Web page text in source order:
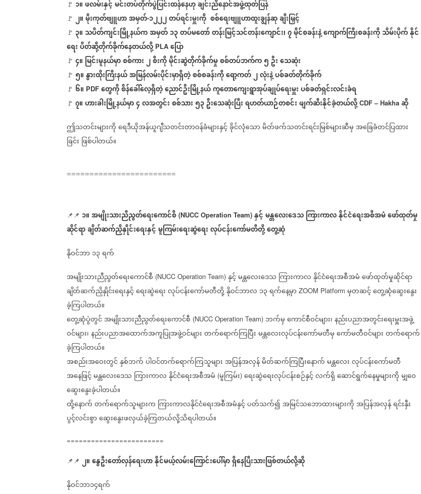
🚩 ၁။ဖလမ်းနှင့်မင်းတပ်တိုက်ပွဲပြင်းထန်နေဟုချင်းညီနောင်အဖွဲ့ထုတ်ပြန်
🚩 ၂။မိုးကုတ်ဗျူဟာအမှတ်-၁၂၂၂တပ်ရင်းမှူးကို စစ်ရေးဗျူဟာထူးချွန်ဆုချီးမြှင့်
🚩 ၃။သပိတ်ကျင်းမြို့နယ်ကအမှတ်၁၃တပ်မတော်တန်းမြင့်သင်တန်းကျောင်း၊၇မိုင်စခန်းနဲ့ကျောက်ကြီးစခန်းကိုသိမ်းပိုက်နိုင်
ရေးပိတ်ဆို့တိုက်ခိုက်နေတယ်လို့ PLA ပြော
🚩 ၄။ မြင်းမူနယ်မှာစစ်ကား၂စီးကိုမိုင်းဆွဲတိုက်ခိုက်မှုစစ်တပ်ဘက်က၅ ဦးသေဆုံး
🚩 ၅။နွားထိုးကြီးနယ်အမြန်လမ်းပိုင်းမှာရှိတဲ့စစ်စခန်းကိုရော့ကတ်၂လုံးနဲ့ပစ်ခတ်တိုက်ခိုက်
🚩 ၆။ ⁨PDF တွေကိုစိန်ခေါ်လေ့ရှိတဲ့ညောင်ဦးမြို့နယ်ကူတောကျေးရွာအုပ်ချုပ်ရေးမှူးပစ်ခတ်ရှင်းလင်းခံရ
🚩 ၇။ဟားခါးမြို့နယ်မှာ၄လအတွင်းစစ်သား ၅၃ဦးသေဆုံးပြီးရဟတ်ယာဉ်တစင်းဖျက်ဆီးနိုင်ခဲ့တယ်လို့ CDF – Hakha ဆို
ဤသတင်းများကိုရေဒီယိုအန်ယူဂျီသတင်းတာဝန်ခံများနှင့်ခိုင်လုံသောမိတ်ဖက်သတင်းရင်းမြစ်များဆီမှအခြေခံတင်ပြထား
ခြင်း ဖြစ်ပါတယ်။
========================
📌📌 ၁။အမျိုးသားညီညွတ်ရေးကောင်စီ (NUCC Operation Team) နှင့်မန္တလေးဒေသကြားကာလနိုင်ငံရေးအစီအမံဖော်ထုတ်မှု
ဆိုင်ရာချိတ်ဆက်ညှိနှိုင်းရေးနှင့်မူကြမ်းရေးဆွဲရေးလုပ်ငန်းကော်မတီတို့တွေ့ဆုံ
နိုဝင်ဘာ၁၃ရက်
အမျိုးသားညီညွတ်ရေးကောင်စီ (NUCC Operation Team) နှင့်မန္တလေးဒေသ ကြားကာလနိုင်ငံရေးအစီအမံဖော်ထုတ်မှုဆိုင်ရာ
ချိတ်ဆက်ညှိနှိုင်းရေးနှင့်ရေးဆွဲရေးလုပ်ငန်းကော်မတီတို့နိုဝင်ဘာလ ၁၃ရက်နေ့မှာ ZOOM Platform မှတဆင့်တွေ့ဆုံဆွေးနွေး
ခဲ့ကြပါတယ်။
တွေ့ဆုံပွဲတွင်အမျိုးသားညီညွတ်ရေးကောင်စီ (NUCC Operation Team) ဘက်မှကောင်စီဝင်များ၊နည်းပညာအတွင်းရေးမှူးအဖွဲ့
ဝင်များ၊နည်းပညာအထောက်အကူပြုအဖွဲ့ဝင်များတက်ရောက်ကြပြီးမန္တလေးလုပ်ငန်းကော်မတီမှကော်မတီဝင်များတက်ရောက်
ခဲ့ကြပါတယ်။
အစည်းအဝေးတွင်နှစ်ဘက်ပါဝင်တက်ရောက်ကြသူများအပြန်အလှန်မိတ်ဆက်ကြပြီးနောက်မန္တလေးလုပ်ငန်းကော်မတီ
အနေဖြင့်မန္တလေးဒေသ ကြားကာလနိုင်ငံရေးအစီအမံ (မူကြမ်း) ရေးဆွဲရေးလုပ်ငန်းစဉ်နှင့်လက်ရှိဆောင်ရွက်နေမှုများကိုမျှဝေ
ဆွေးနွေးခဲ့ပါတယ်။
ထို့နောက်တက်ရောက်သူများက ကြားကာလနိုင်ငံရေးအစီအမံနှင့်ပတ်သက်၍အမြင်သဘောထားများကိုအပြန်အလှန်ရင်းနှီး
ပွင့်လင်းစွာဆွေးနွေးဖလှယ်ခဲ့ကြတယ်လို့သိရပါတယ်။
========================
📌📌 ၂။နွေဦးတော်လှန်ရေးဟာနိုင်မယ့်လမ်းကြောင်းပေါ်မှာရှိနေပြီးသားဖြစ်တယ်လို့ဆို
နိုဝင်ဘာ၁၄ရက်